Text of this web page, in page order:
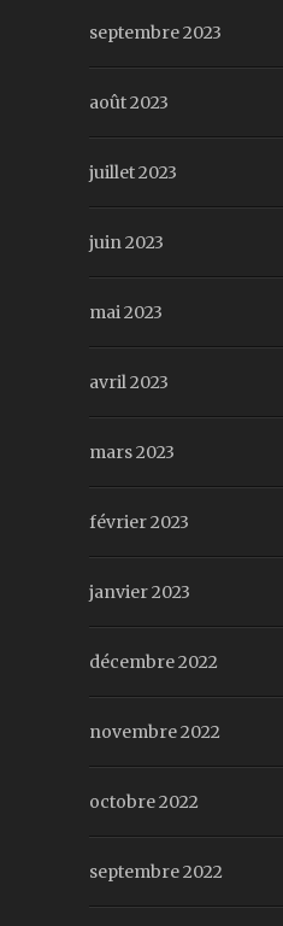
septembre 2023
août 2023
juillet 2023
juin 2023
mai 2023
avril 2023
mars 2023
février 2023
janvier 2023
décembre 2022
novembre 2022
octobre 2022
septembre 2022